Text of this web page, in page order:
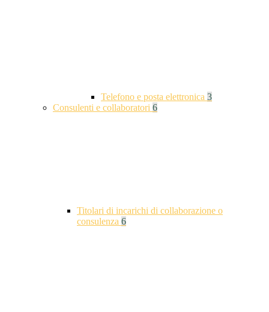
Telefono e posta elettronica 3
Consulenti e collaboratori 6
Titolari di incarichi di collaborazione o
consulenza 6